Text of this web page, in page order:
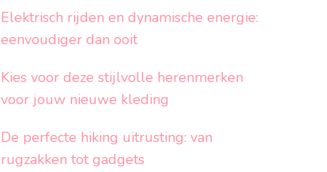
Elektrisch rijden en dynamische energie:
eenvoudiger dan ooit
Kies voor deze stijlvolle herenmerken
voor jouw nieuwe kleding
De perfecte hiking uitrusting: van
rugzakken tot gadgets